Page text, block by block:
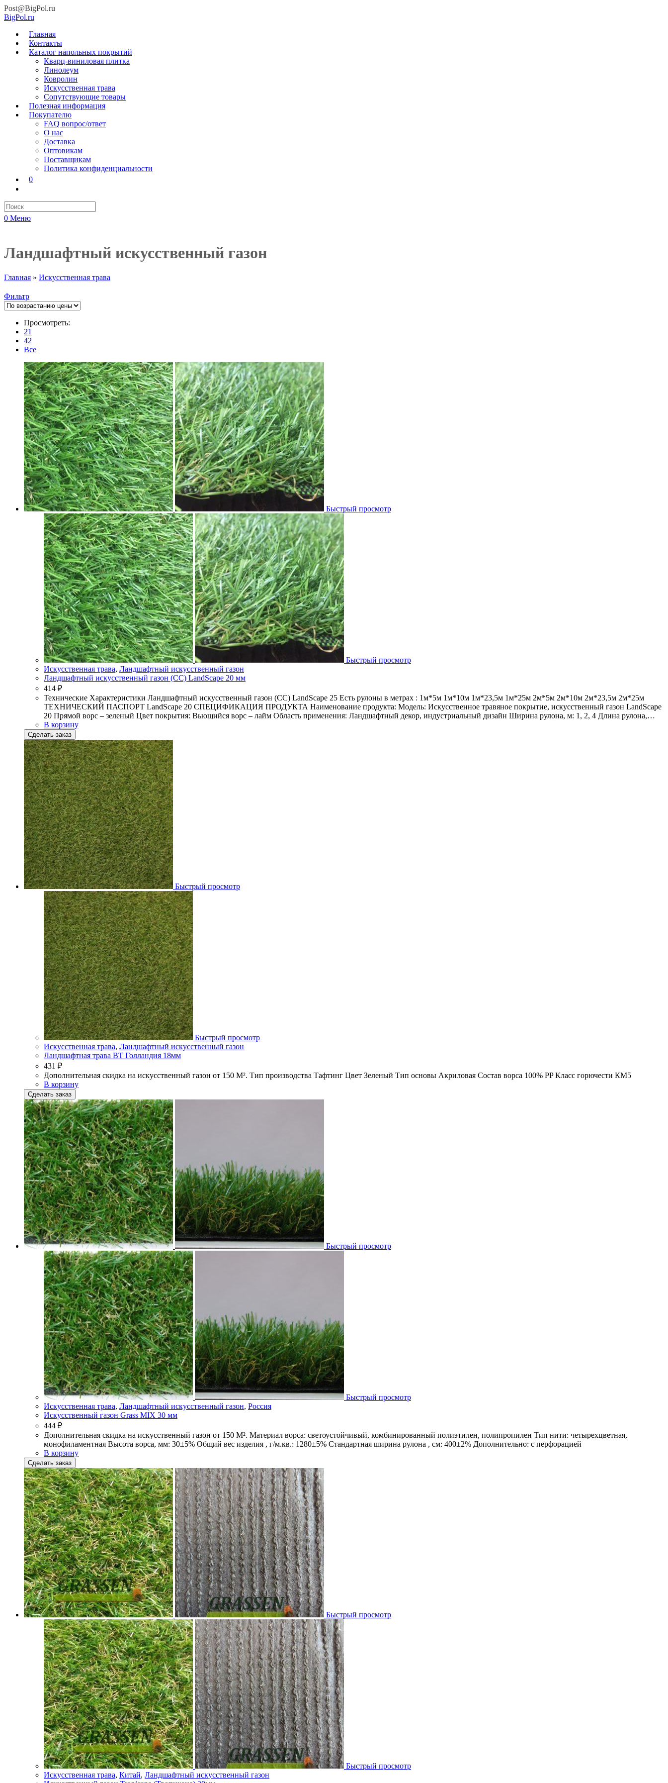
Post@BigPol.ru
BigPol.ru
Главная
Контакты
Каталог напольных покрытий
Кварц-виниловая плитка
Линолеум
Ковролин
Искусственная трава
Сопутствующие товары
Полезная информация
Покупателю
FAQ вопрос/ответ
О нас
Доставка
Оптовикам
Поставщикам
Политика конфиденциальности
0
0 Меню
Ландшафтный искусственный газон
Главная » Искусственная трава
Фильтр
Просмотреть:
21
42
Все
Быстрый просмотр
Быстрый просмотр
Искусственная трава, Ландшафтный искусственный газон
Ландшафтный искусственный газон (СС) LandScape 20 мм
414 ₽
Технические Характеристики Ландшафтный искусственный газон (СС) LandScape 25 Есть рулоны в метрах : 1м*5м 1м*10м 1м*23,5м 1м*25м 2м*5м 2м*10м 2м*23,5м 2м*25м
ТЕХНИЧЕСКИЙ ПАСПОРТ LandScape 20 СПЕЦИФИКАЦИЯ ПРОДУКТА Наименование продукта: Модель: Искусственное травяное покрытие, искусственный газон LandScape
20 Прямой ворс – зеленый Цвет покрытия: Вьющийся ворс – лайм Область применения: Ландшафтный декор, индустриальный дизайн Ширина рулона, м: 1, 2, 4 Длина рулона,…
В корзину
Сделать заказ
Быстрый просмотр
Быстрый просмотр
Искусственная трава, Ландшафтный искусственный газон
Ландшафтная трава BT Голландия 18мм
431 ₽
Дополнительная скидка на искусственный газон от 150 М². Тип производства Тафтинг Цвет Зеленый Тип основы Акриловая Состав ворса 100% PP Класс горючести КМ5
В корзину
Сделать заказ
Быстрый просмотр
Быстрый просмотр
Искусственная трава, Ландшафтный искусственный газон, Россия
Искусственный газон Grass MIX 30 мм
444 ₽
Дополнительная скидка на искусственный газон от 150 М². Материал ворса: светоустойчивый, комбинированный полиэтилен, полипропилен Тип нити: четырехцветная,
монофиламентная Высота ворса, мм: 30±5% Oбщий вес изделия , г/м.кв.: 1280±5% Стандартная ширина рулона , см: 400±2% Дополнительно: с перфорацией
В корзину
Сделать заказ
Быстрый просмотр
Быстрый просмотр
Искусственная трава, Китай, Ландшафтный искусственный газон